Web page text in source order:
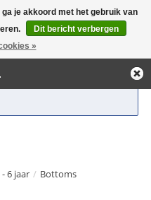
6 jaar / Bottoms
je akkoord met het gebruik van
Dit bericht verbergen
»
Deze winkel is in aanbouw.
niet worden gehonoreerd of